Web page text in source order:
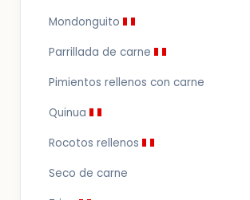
Mondonguito
Parrillada de carne
Pimientos rellenos con carne
Quinua
Rocotos rellenos
Seco de carne